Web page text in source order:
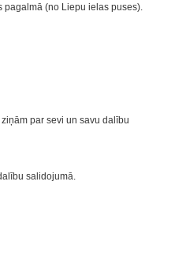
pagalmā (no Liepu ielas puses).
par sevi un savu dalību
salidojumā.